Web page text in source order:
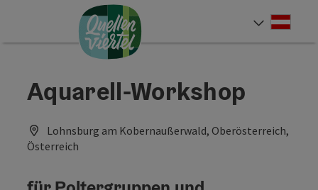
Zum InhaltAccesskey
[0]
Zur Navigation Accesskey
[1]
Zum Seitenanfang Accesskey
[2]
Aquarell-Workshop
Lohnsburg am Kobernaußerwald, Oberösterreich,
Österreich